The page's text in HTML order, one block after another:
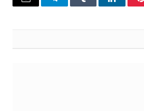
بينتيريستلينكدإنTumblrتيلقرامالبريد